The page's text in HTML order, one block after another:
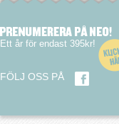
Ett år för endast 395kr!
FÖLJ OSS PÅ